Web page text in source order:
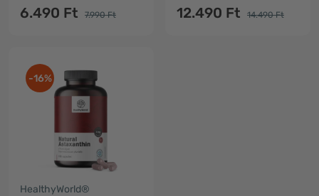
6.490 Ft 7.990 Ft 12.490 Ft 14.490 Ft
-16%
HealthyWorld®